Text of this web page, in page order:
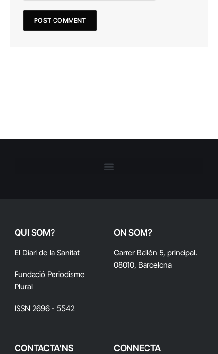
QUI SOM?
El Diari de la Sanitat
Fundació Periodisme
Plural
ISSN 2696 - 5542
ON SOM?
Carrer Bailén 5, principal.
08010, Barcelona
CONTACTA'NS CONNECTA